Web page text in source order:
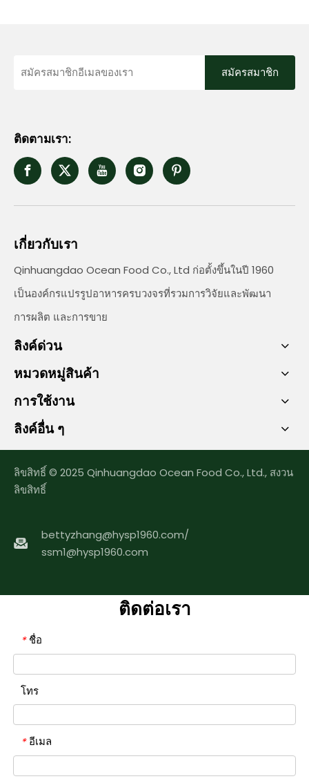
สมัครสมาชิก
ติดตามเรา:
เกี่ยวกับเรา
Qinhuangdao Ocean Food Co., Ltd ก่อตั้งขึ้นในปี 1960
เป็นองค์กรแปรรูปอาหารครบวงจรที่รวมการวิจัยและพัฒนา
การผลิต และการขาย
ลิงค์ด่วน
หมวดหมู่สินค้า
การใช้งาน
ลิงค์อื่น ๆ
ลิขสิทธิ์ © 2025 Qinhuangdao Ocean Food Co., Ltd., สงวน
ลิขสิทธิ์
bettyzhang@hysp1960.com/
ssm1@hysp1960.com
ติดต่อเรา
* ชื่อ
โทร
* อีเมล